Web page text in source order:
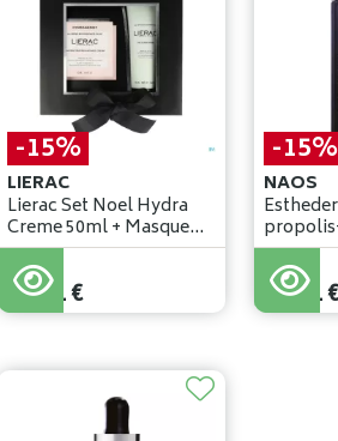
-15%
LIERAC
Lierac Set Noel Hydra
Creme 50ml + Masque
75ml
39,90
33,91€
-15%
NAOS
39,90
33,91